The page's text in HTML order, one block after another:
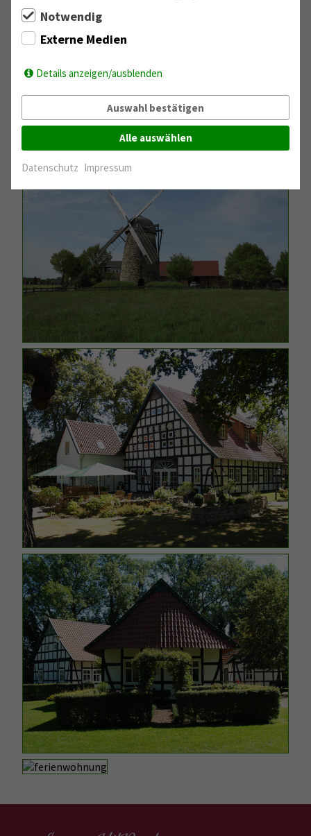
Notwendig
Externe Medien
Details anzeigen/ausblenden
Auswahl bestätigen
Alle auswählen
Datenschutz Impressum